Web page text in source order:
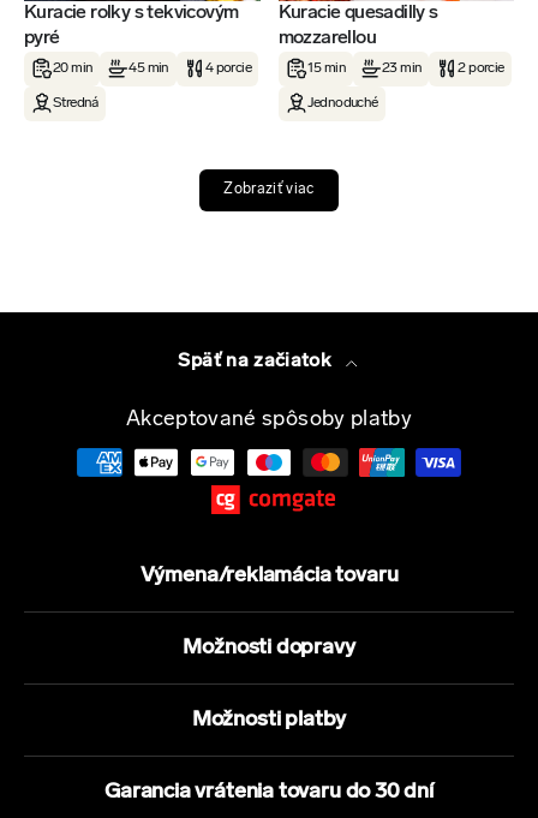
Kuracie rolky s tekvicovým
pyré
20 min 45 min 4 porcie
Stredná
Kuracie quesadilly s
mozzarellou
15 min 23 min 2 porcie
Jednoduché
Zobraziť viac
Späť na začiatok
Akceptované spôsoby platby
Výmena/reklamácia tovaru
Možnosti dopravy
Možnosti platby
Garancia vrátenia tovaru do 30 dní